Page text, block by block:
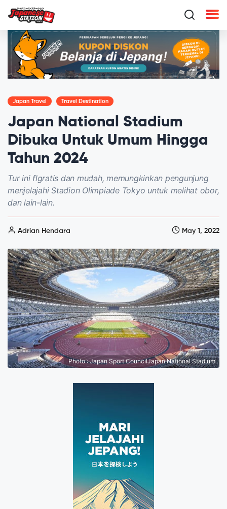
Japan Travel Travel Destination
Japan National Stadium
Dibuka Untuk Umum Hingga
Tahun 2024
Tur ini flgratis dan mudah, memungkinkan pengunjung
menjelajahi Stadion Olimpiade Tokyo untuk melihat obor,
dan lain-lain.
Adrian Hendara May 1, 2022
Photo : Japan Sport CouncilJapan National Stadium